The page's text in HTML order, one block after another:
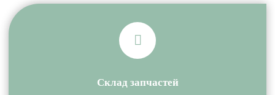
Склад запчастей